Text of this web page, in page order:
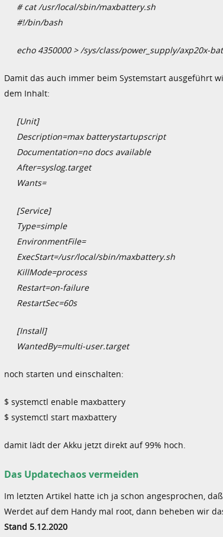
# cat /usr/local/sbin/maxbattery.sh
#!/bin/bash
echo 4350000 > /sys/class/power_supply/axp20x-
Damit das auch immer beim Systemstart ausgeführt
dem Inhalt:
[Unit]
Description=max batterystartupscript
Documentation=no docs available
After=syslog.target
Wants=
[Service]
Type=simple
EnvironmentFile=
ExecStart=/usr/local/sbin/maxbattery.sh
KillMode=process
Restart=on-failure
RestartSec=60s
[Install]
WantedBy=multi-user.target
noch starten und einschalten:
$ systemctl enable maxbattery
$ systemctl start maxbattery
damit lädt der Akku jetzt direkt auf 99% hoch.
Das Updatechaos vermeiden
Im letzten Artikel hatte ich ja schon angesprochen,
Werdet auf dem Handy mal root, dann beheben wir
Stand 5.12.2020